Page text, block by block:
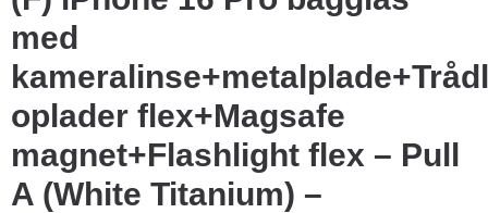
med
oplader flex+Magsafe
magnet+Flashlight flex – Pull
A (White Titanium) –